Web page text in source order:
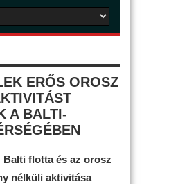
ERŐS OROSZ
A BALTI-
flotta és az orosz
nélküli aktivitása